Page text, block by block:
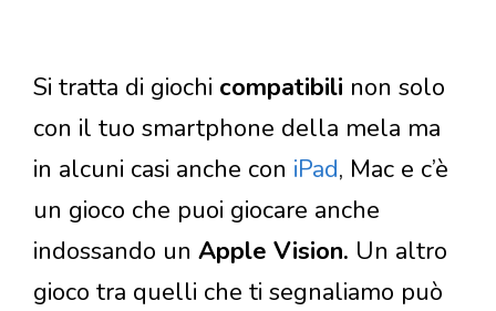
Si tratta di giochi compatibili non solo
con il tuo smartphone della mela ma
in alcuni casi anche con iPad, Mac e c’è
un gioco che puoi giocare anche
indossando un Apple Vision. Un altro
gioco tra quelli che ti segnaliamo può